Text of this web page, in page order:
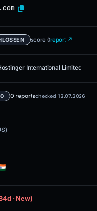
score 0report ↗
International Limited
0 reportschecked 13.07.2026
· New)